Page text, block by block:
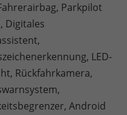
Parkpilot
Digitales
LED-
Rückfahrkamera,
Android